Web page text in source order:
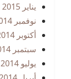
يناير 2015
نوفمبر 2014
أكتوبر 2014
سبتمبر 2014
يوليو 2014